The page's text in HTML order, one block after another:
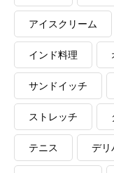
アイスクリーム
インド料理
サンドイッチ
ストレッチ
テニス デリ